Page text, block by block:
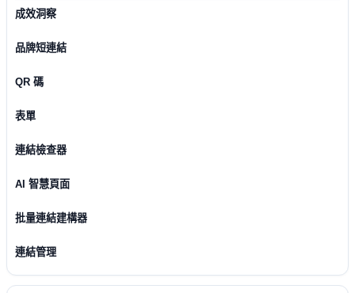
成效洞察
品牌短連結
QR 碼
表單
連結檢查器
AI 智慧頁面
批量連結建構器
連結管理